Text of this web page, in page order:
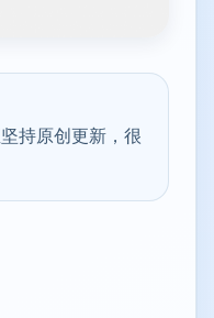
持原创更新，很